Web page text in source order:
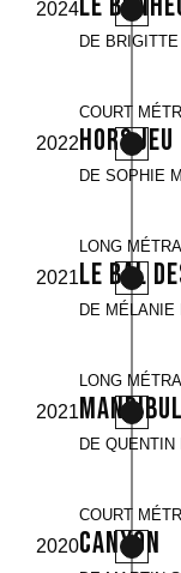
2024
DE
2022
COURT
Hors jeu
DE SOPHIE
2021
LONG
Le bal
DE MÉLANIE
2021
LONG
DE QUENTIN
2020
COURT
Canyon